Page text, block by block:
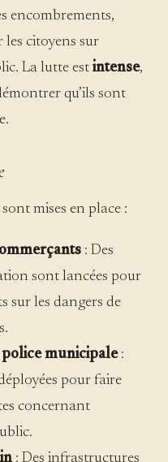
encombrements,
les citoyens sur
La lutte est intense,
qu’ils sont
mises en place :
: Des
sont lancées pour
sur les dangers de
municipale:
pour faire
concernant
: Des infrastructures